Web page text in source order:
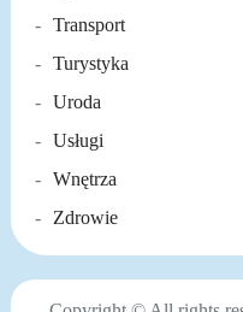
Transport
Turystyka
Uroda
Usługi
Wnętrza
Zdrowie